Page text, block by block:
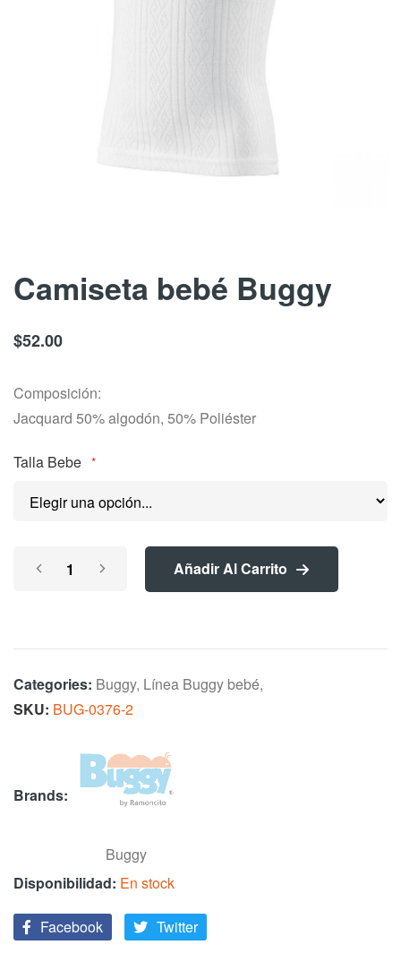
to
beginning
the
images
Camiseta bebé Buggy
$52.00
Composición:
Jacquard 50% algodón, 50% Poliéster
Talla Bebe
Añadir Al Carrito
Categories: Buggy, Línea Buggy bebé,
SKU BUG-0376-2
Brands:
Buggy
En stock
Facebook Twitter